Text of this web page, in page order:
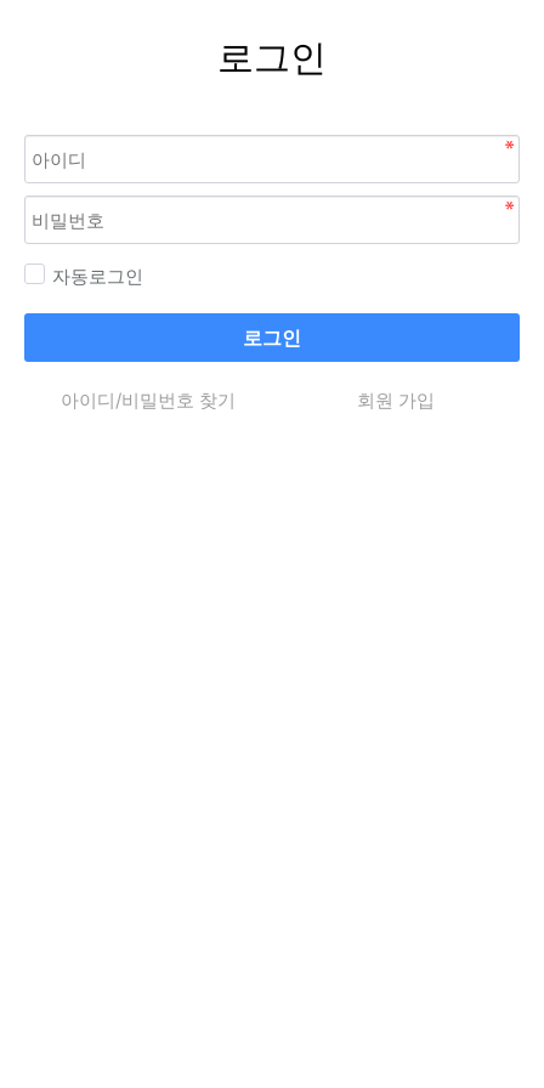
로그인
자동로그인
로그인
아이디/비밀번호 찾기 회원 가입